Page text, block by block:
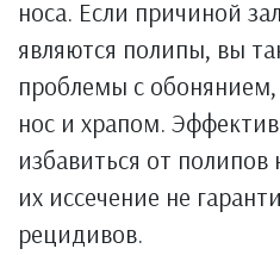
носа. Если причиной
являются полипы, вы
проблемы с обонянием,
нос и храпом.
избавиться от полипов
их иссечение не
рецидивов.